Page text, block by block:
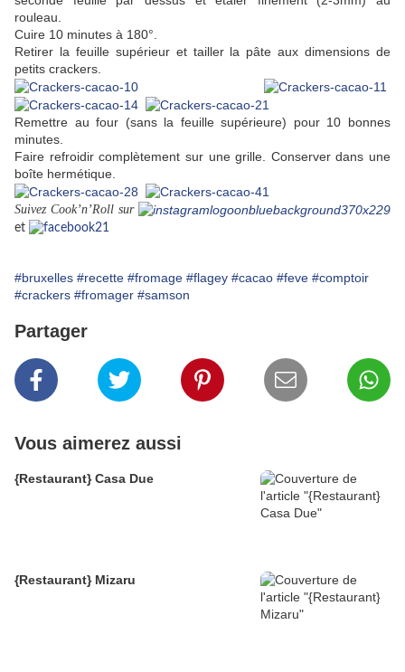
rouleau.
Cuire 10 minutes à 180°.
Retirer la feuille supérieur et tailler la pâte aux dimensions de
petits crackers.
Remettre au four (sans la feuille supérieure) pour 10 bonnes
minutes.
Faire refroidir complètement sur une grille. Conserver dans une
boîte hermétique.
Suivez Cook’n’Roll sur
et
#bruxelles #recette #fromage #flagey #cacao #feve #comptoir
#crackers #fromager #samson
Partager
Vous aimerez aussi
{Restaurant} Casa Due
{Restaurant} Mizaru